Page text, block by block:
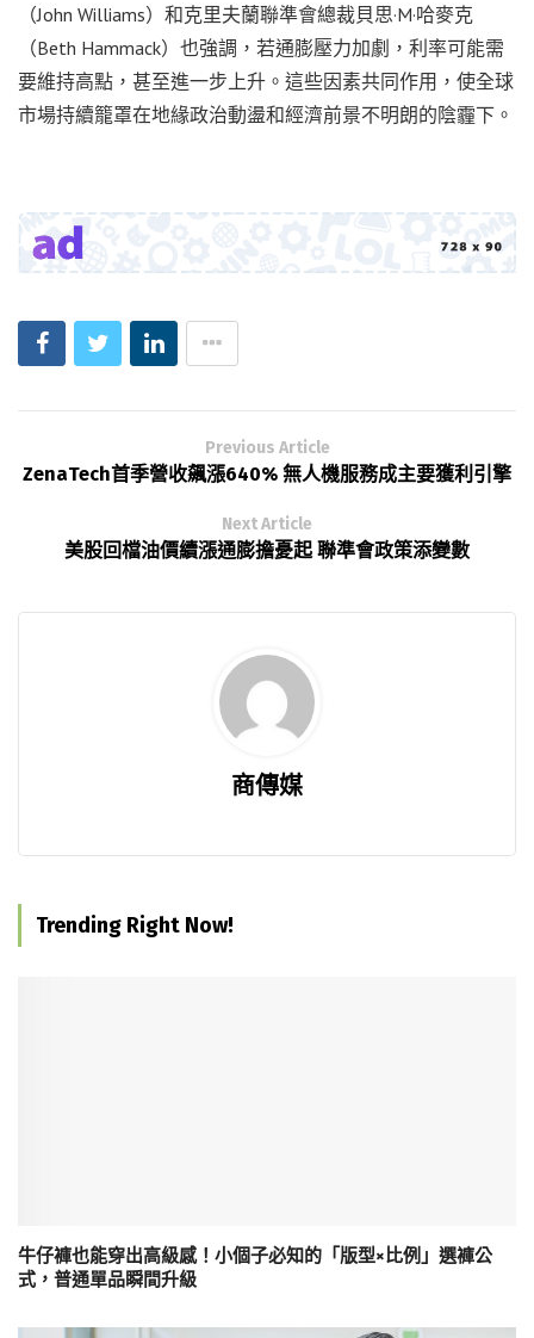
（John Williams）和克里夫蘭聯準會總裁貝思·M·哈麥克
（Beth Hammack）也強調，若通膨壓力加劇，利率可能需
要維持高點，甚至進一步上升。這些因素共同作用，使全球
市場持續籠罩在地緣政治動盪和經濟前景不明朗的陰霾下。
Previous Article
ZenaTech首季營收飆漲640% 無人機服務成主要獲利引擎
Next Article
美股回檔油價續漲通膨擔憂起 聯準會政策添變數
商傳媒
Trending Right Now!
牛仔褲也能穿出高級感！小個子必知的「版型×比例」選褲公
式，普通單品瞬間升級